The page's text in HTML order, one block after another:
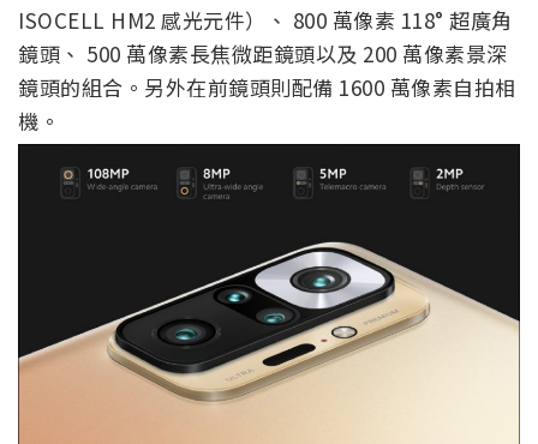
ISOCELL HM2 感光元件）、 800 萬像素 118° 超廣角
鏡頭、 500 萬像素長焦微距鏡頭以及 200 萬像素景深
鏡頭的組合。另外在前鏡頭則配備 1600 萬像素自拍相
機。